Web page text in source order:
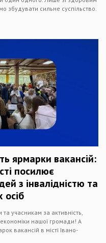
сильне суспільство.
ярмарки вакансій:
посилює
з інвалідністю та
осіб
учасникам за активність,
економіки нашої громади! А
вакансій в місті Івано-